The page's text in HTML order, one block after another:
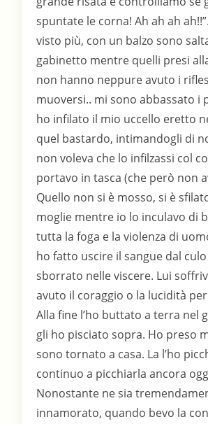
spuntate le corna! Ah ah ah
visto più, con un balzo sono
gabinetto mentre quelli presi
non hanno neppure avuto i
muoversi.. mi sono abbassato i
ho infilato il mio uccello eretto
quel bastardo, intimandogli di
non voleva che lo infilzassi col
portavo in tasca (che però non
Quello non si è mosso, si è
moglie mentre io lo inculavo di
tutta la foga e la violenza di
ho fatto uscire il sangue dal
sborrato nelle viscere. Lui
avuto il coraggio o la lucidità
Alla fine l’ho buttato a terra nel
gli ho pisciato sopra. Ho preso
sono tornato a casa. La l’ho
continuo a picchiarla ancora
Nonostante ne sia
innamorato, quando bevo la